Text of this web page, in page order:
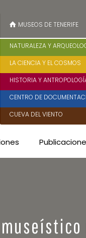
MUSEOS DE TENERIFE
NATURALEZA Y
LA CIENCIA Y EL COSMOS
HISTORIA Y
CENTRO DE
CUEVA DEL VIENTO